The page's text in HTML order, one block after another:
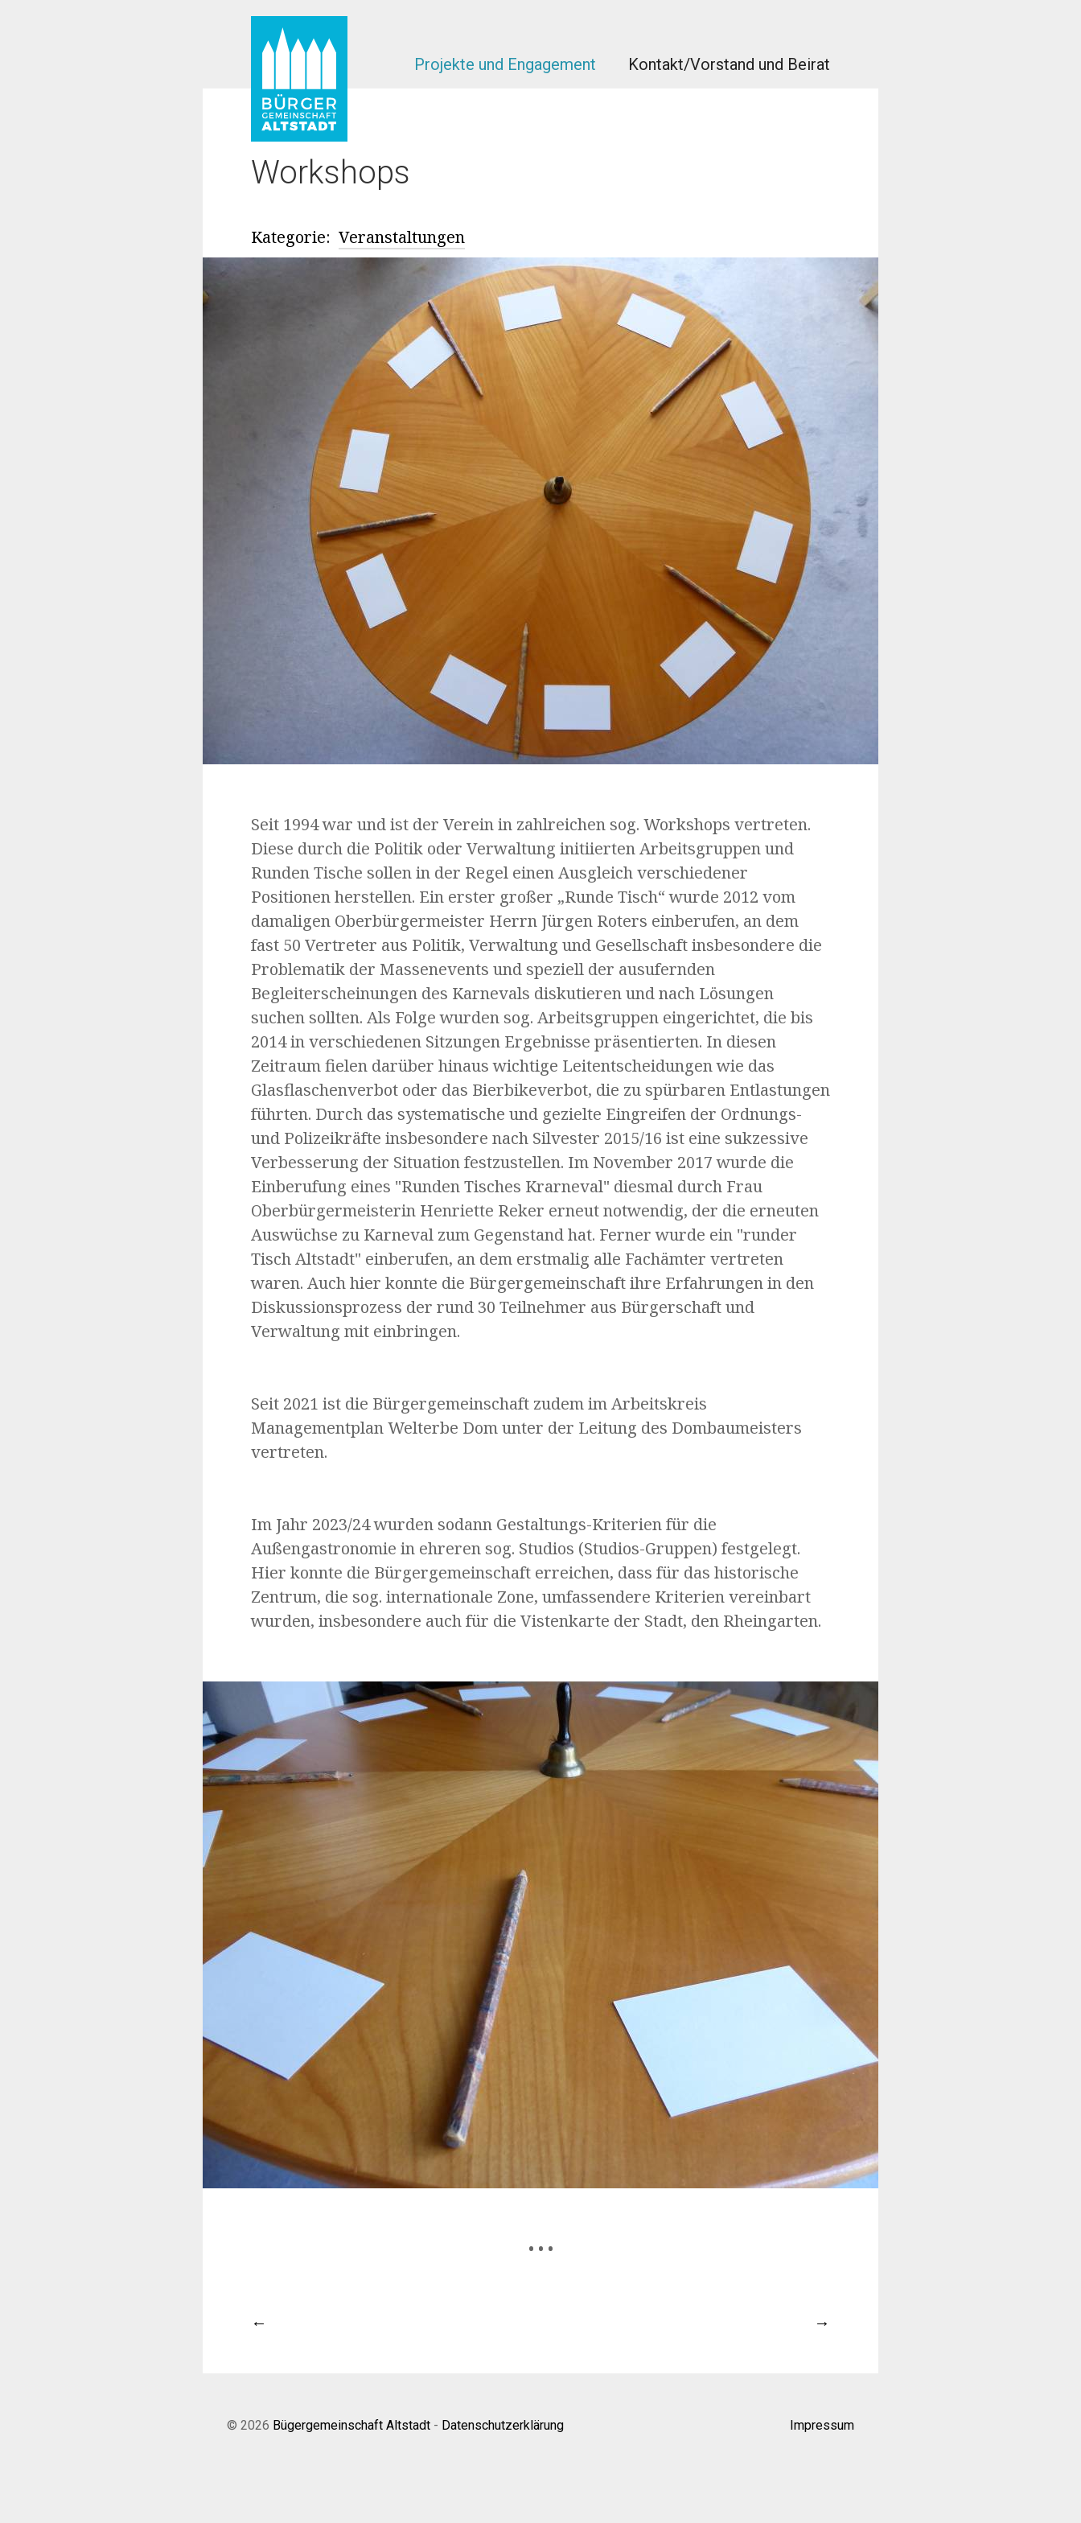
Projekte und Engagement Kontakt/Vorstand und Beirat
Workshops
Kategorie: Veranstaltungen
Seit 1994 war und ist der Verein in zahlreichen sog. Workshops vertreten.
Diese durch die Politik oder Verwaltung initiierten Arbeitsgruppen und
Runden Tische sollen in der Regel einen Ausgleich verschiedener
Positionen herstellen. Ein erster großer „Runde Tisch“ wurde 2012 vom
damaligen Oberbürgermeister Herrn Jürgen Roters einberufen, an dem
fast 50 Vertreter aus Politik, Verwaltung und Gesellschaft insbesondere die
Problematik der Massenevents und speziell der ausufernden
Begleiterscheinungen des Karnevals diskutieren und nach Lösungen
suchen sollten. Als Folge wurden sog. Arbeitsgruppen eingerichtet, die bis
2014 in verschiedenen Sitzungen Ergebnisse präsentierten. In diesen
Zeitraum fielen darüber hinaus wichtige Leitentscheidungen wie das
Glasflaschenverbot oder das Bierbikeverbot, die zu spürbaren Entlastungen
führten. Durch das systematische und gezielte Eingreifen der Ordnungs-
und Polizeikräfte insbesondere nach Silvester 2015/16 ist eine sukzessive
Verbesserung der Situation festzustellen. Im November 2017 wurde die
Einberufung eines "Runden Tisches Krarneval" diesmal durch Frau
Oberbürgermeisterin Henriette Reker erneut notwendig, der die erneuten
Auswüchse zu Karneval zum Gegenstand hat. Ferner wurde ein "runder
Tisch Altstadt" einberufen, an dem erstmalig alle Fachämter vertreten
waren. Auch hier konnte die Bürgergemeinschaft ihre Erfahrungen in den
Diskussionsprozess der rund 30 Teilnehmer aus Bürgerschaft und
Verwaltung mit einbringen.
Seit 2021 ist die Bürgergemeinschaft zudem im Arbeitskreis
Managementplan Welterbe Dom unter der Leitung des Dombaumeisters
vertreten.
Im Jahr 2023/24 wurden sodann Gestaltungs-Kriterien für die
Außengastronomie in ehreren sog. Studios (Studios-Gruppen) festgelegt.
Hier konnte die Bürgergemeinschaft erreichen, dass für das historische
Zentrum, die sog. internationale Zone, umfassendere Kriterien vereinbart
wurden, insbesondere auch für die Vistenkarte der Stadt, den Rheingarten.
• • •
← →
© 2026 Bügergemeinschaft Altstadt - Datenschutzerklärung Impressum